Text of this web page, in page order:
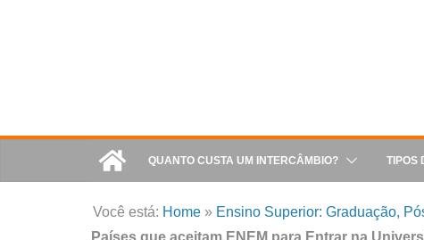
QUANTO CUSTA UM INTERCÂMBIO? TIPOS
Você está: Home » Ensino Superior: Graduação,
Países que aceitam ENEM para Entrar na